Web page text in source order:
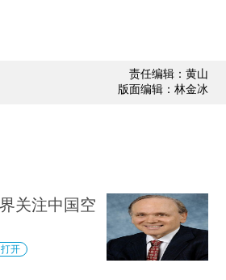
责任编辑：黄山
版面编辑：林金冰
关注中国空
开